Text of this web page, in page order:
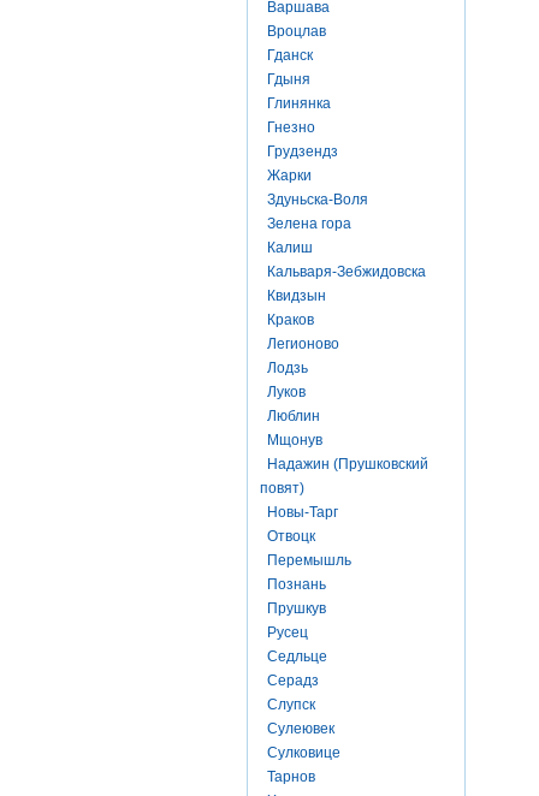
Варшава
Вроцлав
Гданск
Гдыня
Глинянка
Гнезно
Грудзендз
Жарки
Здуньска-Воля
Зелена гора
Калиш
Кальваря-Зебжидовска
Квидзын
Краков
Легионово
Лодзь
Луков
Люблин
Мщонув
Надажин (Прушковский
повят)
Новы-Тарг
Отвоцк
Перемышль
Познань
Прушкув
Русец
Седльце
Серадз
Слупск
Сулеювек
Сулковице
Тарнов